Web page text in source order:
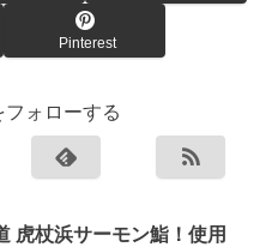
Pinterest
ォローする
虎杖浜サーモン鮨！使用